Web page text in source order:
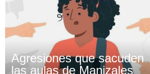
Agresiones que sacuden
las aulas de Manizales